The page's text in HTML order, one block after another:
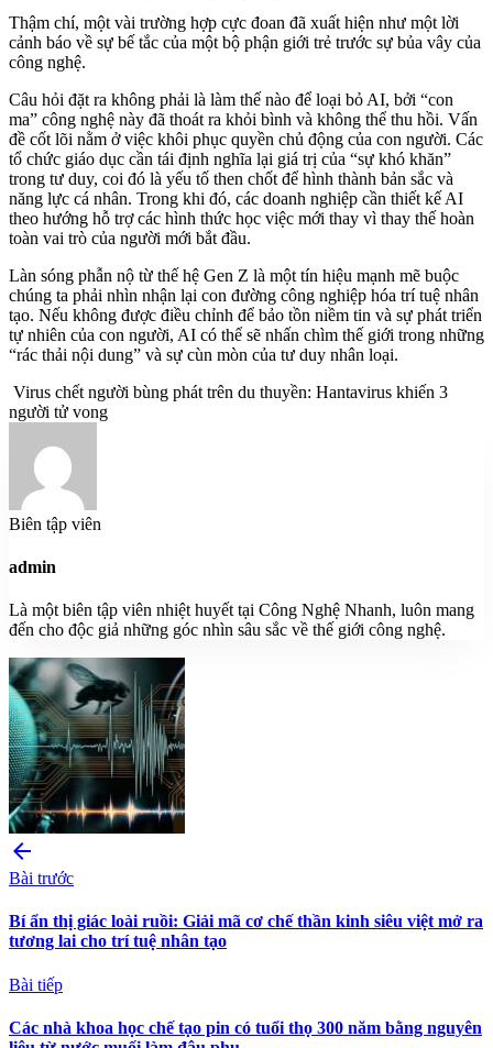
Thậm chí, một vài trường hợp cực đoan đã xuất hiện như một lời
cảnh báo về sự bế tắc của một bộ phận giới trẻ trước sự bủa vây của
công nghệ.
Câu hỏi đặt ra không phải là làm thế nào để loại bỏ AI, bởi “con
ma” công nghệ này đã thoát ra khỏi bình và không thể thu hồi. Vấn
đề cốt lõi nằm ở việc khôi phục quyền chủ động của con người. Các
tổ chức giáo dục cần tái định nghĩa lại giá trị của “sự khó khăn”
trong tư duy, coi đó là yếu tố then chốt để hình thành bản sắc và
năng lực cá nhân. Trong khi đó, các doanh nghiệp cần thiết kế AI
theo hướng hỗ trợ các hình thức học việc mới thay vì thay thế hoàn
toàn vai trò của người mới bắt đầu.
Làn sóng phẫn nộ từ thế hệ Gen Z là một tín hiệu mạnh mẽ buộc
chúng ta phải nhìn nhận lại con đường công nghiệp hóa trí tuệ nhân
tạo. Nếu không được điều chỉnh để bảo tồn niềm tin và sự phát triển
tự nhiên của con người, AI có thể sẽ nhấn chìm thế giới trong những
“rác thải nội dung” và sự cùn mòn của tư duy nhân loại.
Virus chết người bùng phát trên du thuyền: Hantavirus khiến 3
người tử vong
Biên tập viên
admin
Là một biên tập viên nhiệt huyết tại Công Nghệ Nhanh, luôn mang
đến cho độc giả những góc nhìn sâu sắc về thế giới công nghệ.
arrow_back
Bài trước
Bí ẩn thị giác loài ruồi: Giải mã cơ chế thần kinh siêu việt mở ra
tương lai cho trí tuệ nhân tạo
Bài tiếp
Các nhà khoa học chế tạo pin có tuổi thọ 300 năm bằng nguyên